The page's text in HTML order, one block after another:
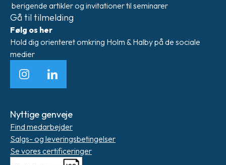
berigende artikler og invitationer til seminarer
Gå til tilmelding
Følg os her
Hold dig orienteret omkring Holm & Halby på de sociale
medier
InstagramLinkedIn
Nyttige genveje
Find medarbejder
Salgs- og leveringsbetingelser
Se vores certificeringer